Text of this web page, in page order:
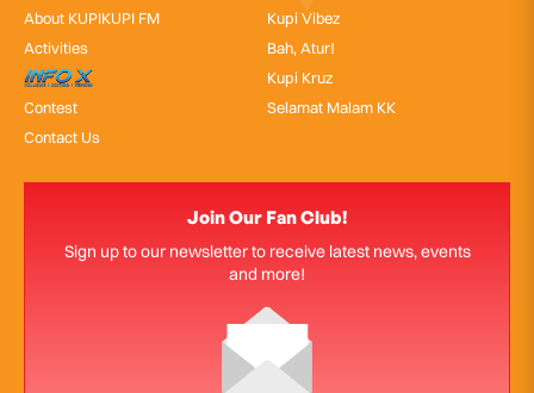
About KUPIKUPI FM
Activities
InfoX
Contest
Contact Us
Kupi Vibez
Bah, Atur!
Kupi Kruz
Selamat Malam KK
Join Our Fan Club!
Sign up to our newsletter to receive latest news, events
and more!